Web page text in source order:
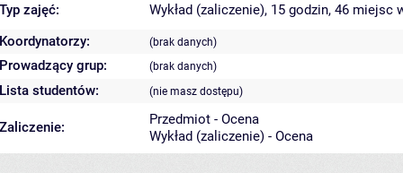
Typ zajęć:
Wykład (zaliczenie), 15 godzin, 46 miejsc
Koordynatorzy:
(brak danych)
Prowadzący grup: (brak danych)
Lista studentów: (nie masz dostępu)
Zaliczenie:
Przedmiot - Ocena
Wykład (zaliczenie) - Ocena